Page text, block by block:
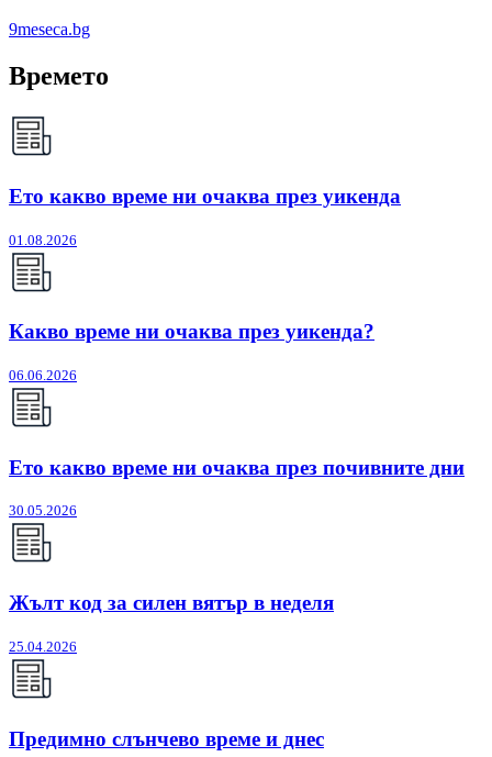
9meseca.bg
Времето
Ето какво време ни очаква през уикенда
01.08.2026
Какво време ни очаква през уикенда?
06.06.2026
Ето какво време ни очаква през почивните дни
30.05.2026
Жълт код за силен вятър в неделя
25.04.2026
Предимно слънчево време и днес